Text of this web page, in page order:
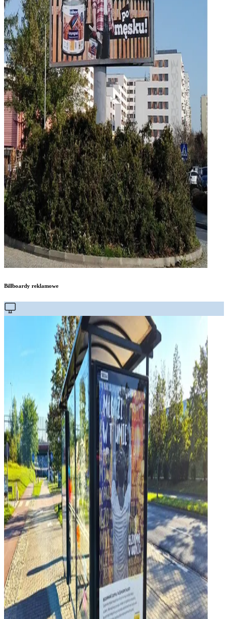
Billboardy reklamowe